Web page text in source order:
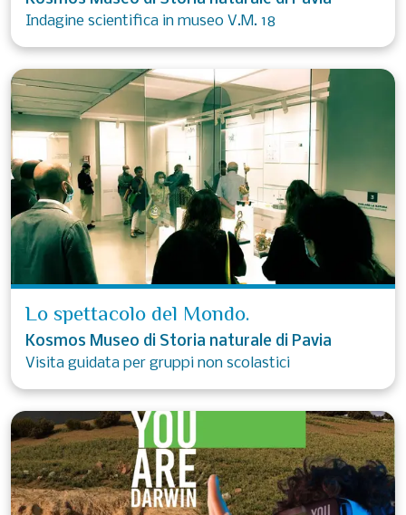
Indagine scientifica in museo V.M. 18
Lo spettacolo del Mondo.
Kosmos Museo di Storia naturale di Pavia
Visita guidata per gruppi non scolastici